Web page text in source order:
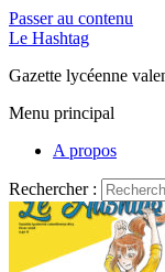
Passer au contenu
Le Hashtag
Gazette lycéenne
Menu principal
A propos
Rechercher :